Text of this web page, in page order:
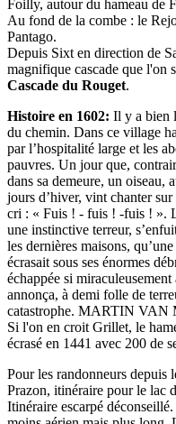
Foilly, autour du hameau de
Au fond de la combe : le
Pantago.
Depuis Sixt en direction de
magnifique cascade que l'on
Cascade du Rouget.
Histoire en 1602: Il y a bien
du chemin. Dans ce village
par l’hospitalité large et les
pauvres. Un jour que,
dans sa demeure, un oiseau,
jours d’hiver, vint chanter
cri : « Fuis ! - fuis ! -fuis ! ».
une instinctive terreur,
les dernières maisons,
écrasait sous ses énormes
échappée si
annonça, à demi folle de
catastrophe. MARTIN VAN
Si l'on en croit Grillet, le
écrasé en 1441 avec 200 de
Pour les randonneurs depuis
Prazon, itinéraire pour le lac
Itinéraire escarpé